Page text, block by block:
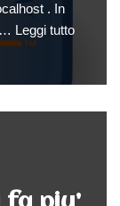
. In
Leggi tutto